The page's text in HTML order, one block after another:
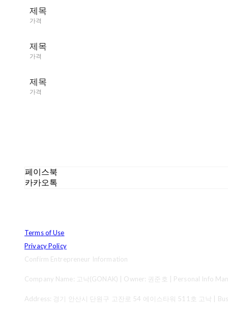
제목
가격
제목
가격
제목
가격
페이스북
카카오톡
Terms of Use
Privacy Policy
Confirm Entrepreneur Information
Company Name: 고낙(GONAK) | Owner: 권준호 | Personal Info
Address: 경기 안산시 단원구 고잔로 54 에이스타워 511호 고낙 |